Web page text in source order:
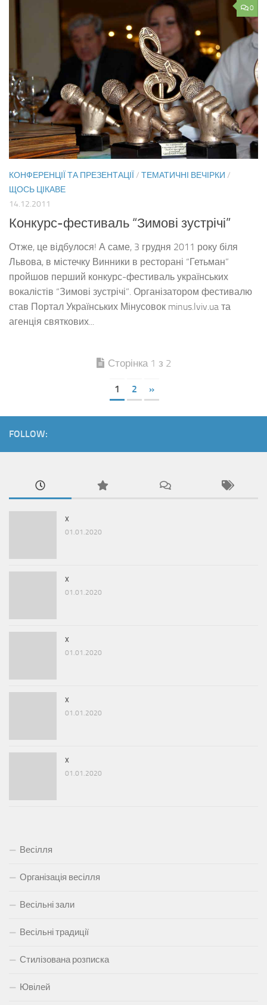
0
КОНФЕРЕНЦІЇ ТА ПРЕЗЕНТАЦІЇ / ТЕМАТИЧНІ ВЕЧІРКИ /
ЩОСЬ ЦІКАВЕ
14.12.2011
Конкурс-фестиваль “Зимові зустрічі”
Отже, це відбулося! А саме, 3 грудня 2011 року біля
Львова, в містечку Винники в ресторані “Гетьман”
пройшов перший конкурс-фестиваль українських
вокалістів “Зимові зустрічі”. Організатором фестивалю
став Портал Українських Мінусовок minus.lviv.ua та
агенція святкових...
Сторінка 1 з 2
1 2 »
FOLLOW:
x
01.01.2020
x
01.01.2020
x
01.01.2020
x
01.01.2020
x
01.01.2020
Весілля
Організація весілля
Весільні зали
Весільні традиції
Стилізована розписка
Ювілей